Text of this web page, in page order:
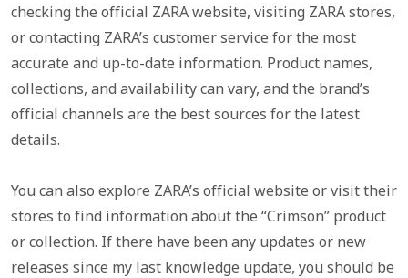
checking the official ZARA website, visiting ZARA stores,
or contacting ZARA’s customer service for the most
accurate and up-to-date information. Product names,
collections, and availability can vary, and the brand’s
official channels are the best sources for the latest
details.
You can also explore ZARA’s official website or visit their
stores to find information about the “Crimson” product
or collection. If there have been any updates or new
releases since my last knowledge update, you should be